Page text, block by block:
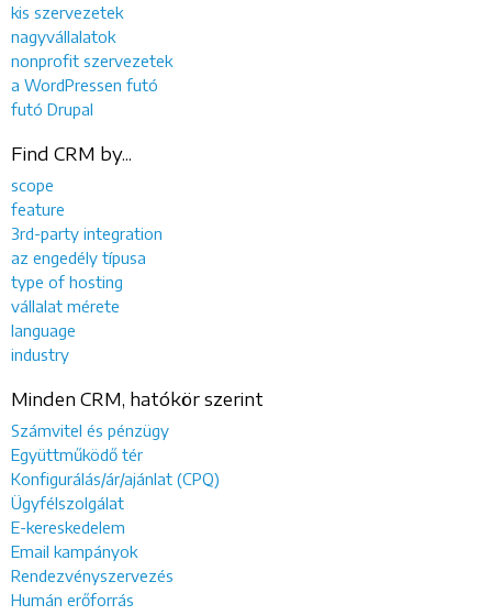
kis szervezetek
nagyvállalatok
nonprofit szervezetek
a WordPressen futó
futó Drupal
Find CRM by...
scope
feature
3rd-party integration
az engedély típusa
type of hosting
vállalat mérete
language
industry
Minden CRM, hatókör szerint
Számvitel és pénzügy
Együttműködő tér
Konfigurálás/ár/ajánlat (CPQ)
Ügyfélszolgálat
E-kereskedelem
Email kampányok
Rendezvényszervezés
Humán erőforrás